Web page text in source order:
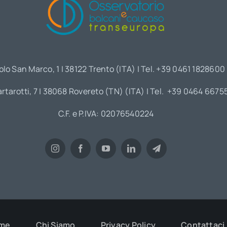
San Marco, 1 | 38122 Trento (ITA) | Tel. +39 0461 1828600
7 | 38068 Rovereto (TN) (ITA) | Tel. +39 0464
C.F. e P.IVA: 02076540224